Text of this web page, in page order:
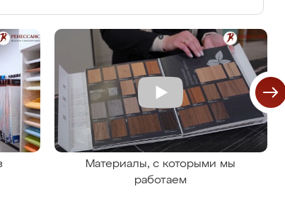
Материалы, с которыми мы
работаем